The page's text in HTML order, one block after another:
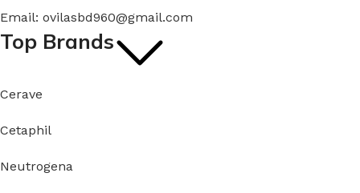
Email: ovilasbd960@gmail.com
Top Brands
Cerave
Cetaphil
Neutrogena